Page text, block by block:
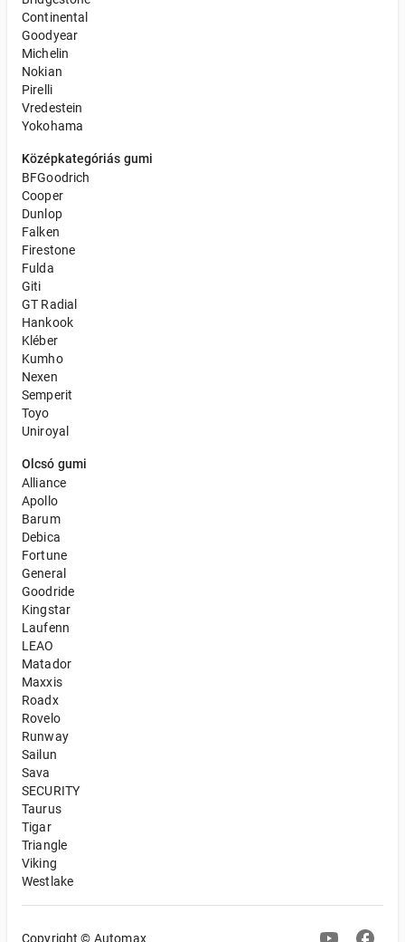
Continental
Goodyear
Michelin
Nokian
Pirelli
Vredestein
Yokohama
Középkategóriás gumi
BFGoodrich
Cooper
Dunlop
Falken
Firestone
Fulda
Giti
GT Radial
Hankook
Kléber
Kumho
Nexen
Semperit
Toyo
Uniroyal
Olcsó gumi
Alliance
Apollo
Barum
Debica
Fortune
General
Goodride
Kingstar
Laufenn
LEAO
Matador
Maxxis
Roadx
Rovelo
Runway
Sailun
Sava
SECURITY
Taurus
Tigar
Triangle
Viking
Westlake
Copyright © Automax